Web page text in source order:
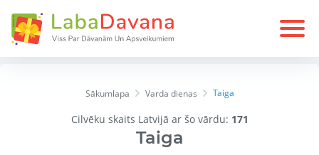
Sākumlapa Varda dienas Taiga
Cilvēku skaits Latvijā ar šo vārdu: 171
Taiga